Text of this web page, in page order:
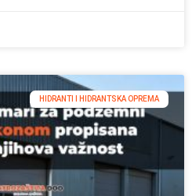
HIDRANTI I HIDRANTSKA OPREMA